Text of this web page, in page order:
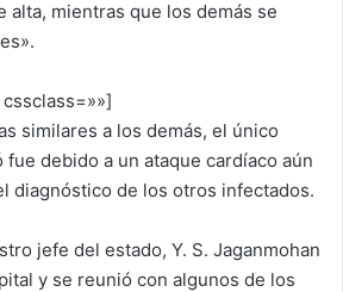
alta, mientras que los demás se
similares a los demás, el único
debido a un ataque cardíaco aún
diagnóstico de los otros infectados.
jefe del estado, Y. S. Jaganmohan
y se reunió con algunos de los